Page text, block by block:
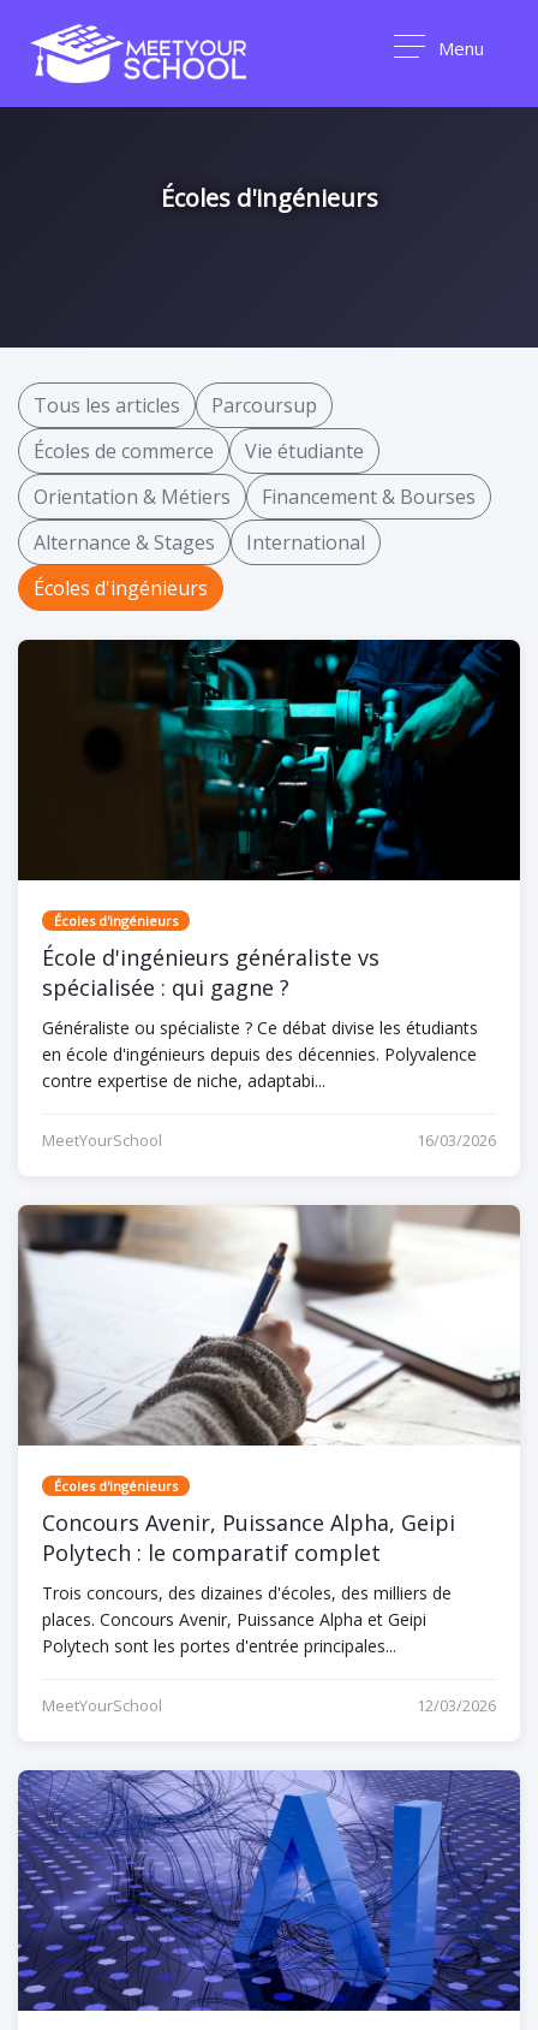
Menu
Écoles d'ingénieurs
Tous les articles
Parcoursup
Écoles de commerce
Vie étudiante
Orientation & Métiers
Financement & Bourses
Alternance & Stages
International
Écoles d'ingénieurs
Écoles d'ingénieurs
École d'ingénieurs généraliste vs
spécialisée : qui gagne ?
Généraliste ou spécialiste ? Ce débat divise les étudiants
en école d'ingénieurs depuis des décennies. Polyvalence
contre expertise de niche, adaptabi...
MeetYourSchool 16/03/2026
Écoles d'ingénieurs
Concours Avenir, Puissance Alpha, Geipi
Polytech : le comparatif complet
Trois concours, des dizaines d'écoles, des milliers de
places. Concours Avenir, Puissance Alpha et Geipi
Polytech sont les portes d'entrée principales...
MeetYourSchool 12/03/2026